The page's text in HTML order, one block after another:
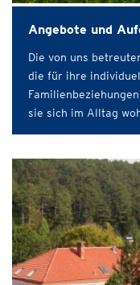
Angebote und
Die von uns
die für ihre
sie sich im Alltag